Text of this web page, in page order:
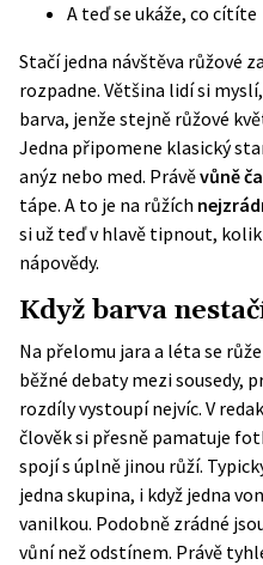
A teď se ukáže, co cítíte
Stačí jedna návštěva růžové
rozpadne. Většina lidí si
barva, jenže stejně růžové
Jedna připomene klasický
anýz nebo med. Právěvůně
tápe. A to je na růžích
si už teď v hlavě tipnout,
nápovědy.
Když barva
Na přelomu jara a léta se
běžné debaty mezi sousedy,
rozdíly vystoupí nejvíc. V
člověk si přesně pamatuje
spojí s úplně jinou růží.
jedna skupina, i když jedna
vanilkou. Podobně zrádné
vůní než odstínem. Právě